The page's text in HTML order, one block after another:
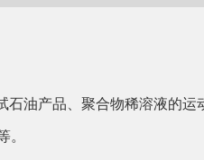
油产品、聚合物稀溶液的
。